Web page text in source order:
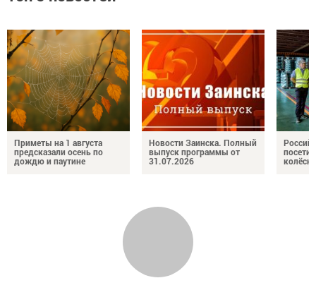
Приметы на 1 августа
предсказали осень по
дождю и паутине
Новости Заинска. Полный
выпуск программы от
31.07.2026